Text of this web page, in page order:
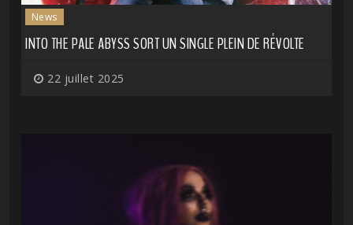
News
INTO THE PALE ABYSS SORT UN SINGLE PLEIN DE RÉVOLTE
22 juillet 2025